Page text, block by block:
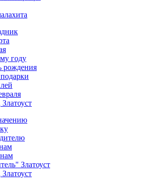
году
рождения
Златоуст